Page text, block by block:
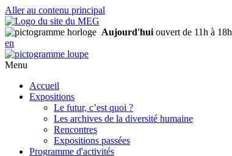
Aller au contenu principal
Aujourd'hui ouvert de 11h à 18h
en
Menu
Accueil
Expositions
Le futur, c’est quoi ?
Les archives de la diversité humaine
Rencontres
Expositions passées
Programme d'activités